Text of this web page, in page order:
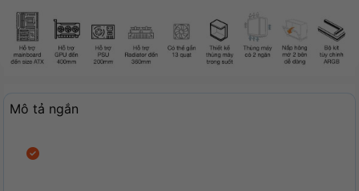
Mô tả ngắn